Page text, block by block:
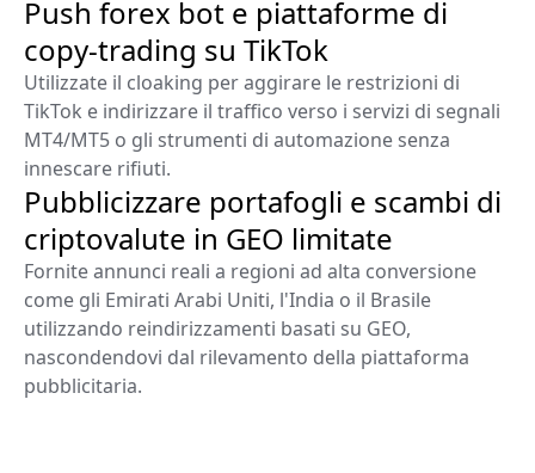
Push forex bot e piattaforme di
copy-trading su TikTok
Utilizzate il cloaking per aggirare le restrizioni di
TikTok e indirizzare il traffico verso i servizi di segnali
MT4/MT5 o gli strumenti di automazione senza
innescare rifiuti.
Pubblicizzare portafogli e scambi di
criptovalute in GEO limitate
Fornite annunci reali a regioni ad alta conversione
come gli Emirati Arabi Uniti, l'India o il Brasile
utilizzando reindirizzamenti basati su GEO,
nascondendovi dal rilevamento della piattaforma
pubblicitaria.